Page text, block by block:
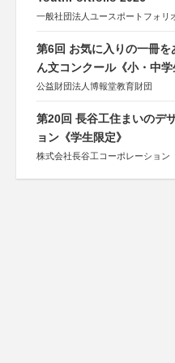
一般社団法人ユースポートフォリ
第6回 お気に入りの一冊
ん文コンクール《小・中学
公益財団法人博報堂教育財団
第20回 長谷工住まいのデ
ョン《学生限定》
株式会社長谷工コーポレーション